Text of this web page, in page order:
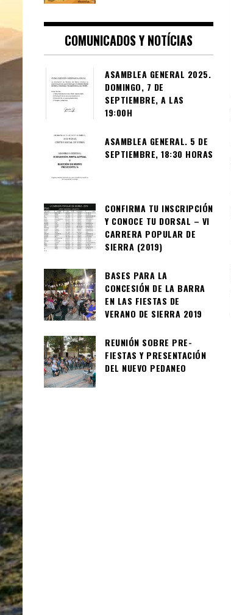
COMUNICADOS Y NOTÍCIAS
ASAMBLEA GENERAL 2025.
DOMINGO, 7 DE
SEPTIEMBRE, A LAS
19:00H
ASAMBLEA GENERAL. 5 DE
SEPTIEMBRE, 18:30 HORAS
CONFIRMA TU INSCRIPCIÓN
Y CONOCE TU DORSAL – VI
CARRERA POPULAR DE
SIERRA (2019)
BASES PARA LA
CONCESIÓN DE LA BARRA
EN LAS FIESTAS DE
VERANO DE SIERRA 2019
REUNIÓN SOBRE PRE-
FIESTAS Y PRESENTACIÓN
DEL NUEVO PEDANEO